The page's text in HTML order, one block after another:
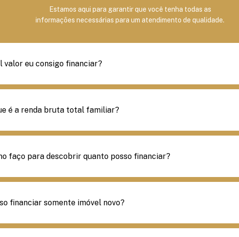
Estamos aqui para garantir que você tenha todas as
informações necessárias para um atendimento de qualidade.
valor eu consigo financiar?
é a renda bruta total familiar?
faço para descobrir quanto posso financiar?
financiar somente imóvel novo?